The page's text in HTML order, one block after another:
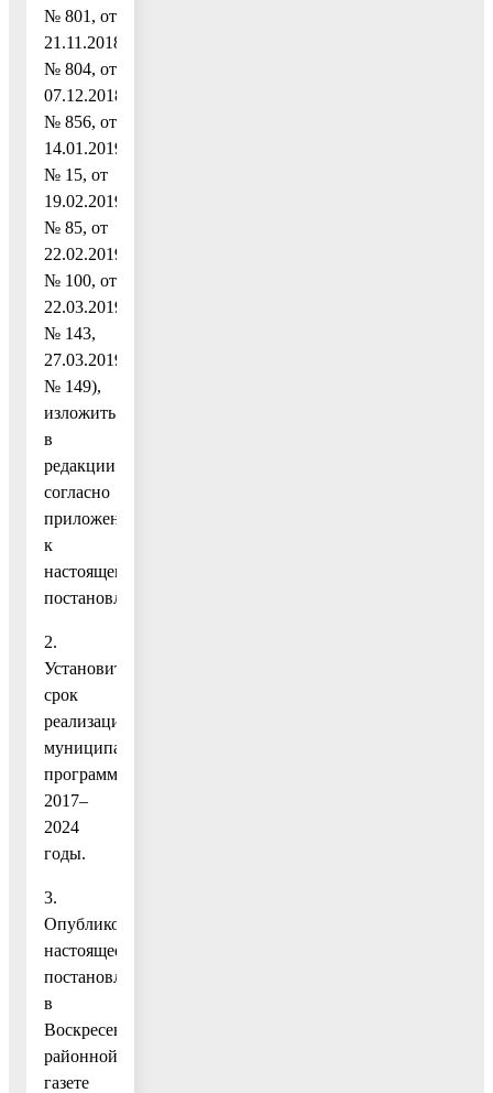
№ 801, от
21.11.2018
№ 804, от
07.12.2018
№ 856, от
14.01.2019
№ 15, от
19.02.2019
№ 85, от
22.02.2019
№ 100, от
22.03.2019
№ 143,
27.03.2019
№ 149),
изложить
в
редакции
согласно
приложению
к
настоящему
постановлению.
2.
Установить
срок
реализации
муниципальной
программы:
2017–
2024
годы.
3.
Опубликовать
настоящее
постановление
в
Воскресенской
районной
газете